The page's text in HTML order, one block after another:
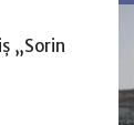
„Sorin